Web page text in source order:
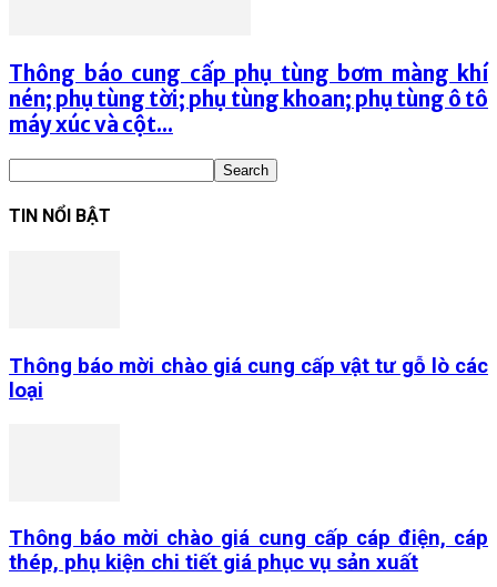
Thông báo cung cấp phụ tùng bơm màng khí
nén; phụ tùng tời; phụ tùng khoan; phụ tùng ô tô
máy xúc và cột...
TIN NỔI BẬT
Thông báo mời chào giá cung cấp vật tư gỗ lò các
loại
Thông báo mời chào giá cung cấp cáp điện, cáp
thép, phụ kiện chi tiết giá phục vụ sản xuất